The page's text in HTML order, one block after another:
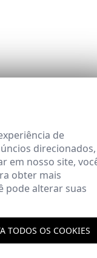
de
direcionados,
em nosso site,
obter mais
pode alterar suas
TODOS OS COOKIES